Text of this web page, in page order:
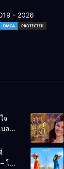
- 2026
จ
บลล์
โต๋